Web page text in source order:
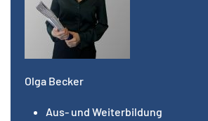
Olga Becker
Aus- und Weiterbildung